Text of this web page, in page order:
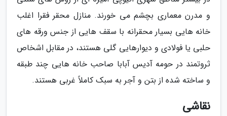
و مدرن معماری بچشم می خورند. منازل محقر فقرا اغلب
خانه هایی بسیار محقرانه با سقف هایی از جنس ورقه های
حلبی یا فولادی و دیوارهایی گلی هستند، در مقابل اشخاص
ثروتمند در حومه آدیس آبابا صاحب خانه هایی چند طبقه
و ساخته شده از بتن و آجر به سبک کاملاً غربی هستند.
نقاشی